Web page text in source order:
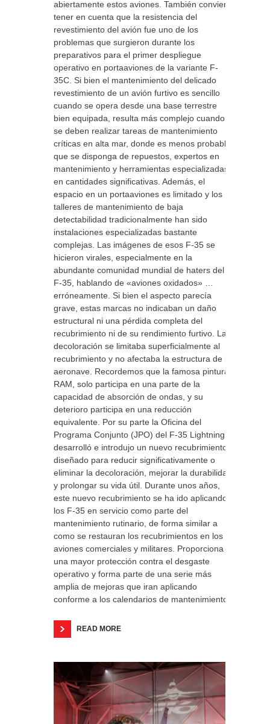
abiertamente estos aviones. También conviene
tener en cuenta que la resistencia del
revestimiento del avión fue uno de los
problemas que surgieron durante los
preparativos para el primer despliegue
operativo en portaaviones de la variante F-
35C. Si bien el mantenimiento del delicado
revestimiento de un avión furtivo es sencillo
cuando se opera desde una base terrestre
bien equipada, resulta más complejo cuando
se deben realizar tareas de mantenimiento
críticas en alta mar, donde es menos probable
que se disponga de repuestos, expertos en
mantenimiento y herramientas especializadas
en cantidades significativas. Además, el
espacio en un portaaviones es limitado y los
talleres de mantenimiento de baja
detectabilidad tradicionalmente han sido
instalaciones especializadas bastante
complejas. Las imágenes de esos F-35 se
hicieron virales, especialmente en la
abundante comunidad mundial de haters del
F-35, hablando de «aviones oxidados» …
erróneamente. Si bien el aspecto parecía
grave, estas marcas no indicaban un daño
estructural ni una pérdida completa del
recubrimiento ni de su rendimiento furtivo. La
decoloración se limitaba superficialmente al
recubrimiento y no afectaba la estructura de la
aeronave. Recordemos que la famosa pintura
RAM, solo participa en una parte de la
capacidad de absorción de ondas, y su
deterioro participa en una reducción
equivalente. Por su parte la Oficina del
Programa Conjunto (JPO) del F-35 Lightning II
desarrolló e introdujo un nuevo recubrimiento
diseñado para reducir significativamente o
eliminar la decoloración, mejorar la durabilidad
y prolongar su vida útil. Durante unos años,
este nuevo recubrimiento se ha ido aplicando a
los F-35 en servicio como parte del
mantenimiento rutinario, de forma similar a
como se restauran los recubrimientos en los
aviones comerciales y militares. Proporciona
una mayor protección contra el desgaste
operativo y forma parte de una serie más
amplia de mejoras que iran aplicando
conforme a los calendarios de mantenimiento.
READ MORE